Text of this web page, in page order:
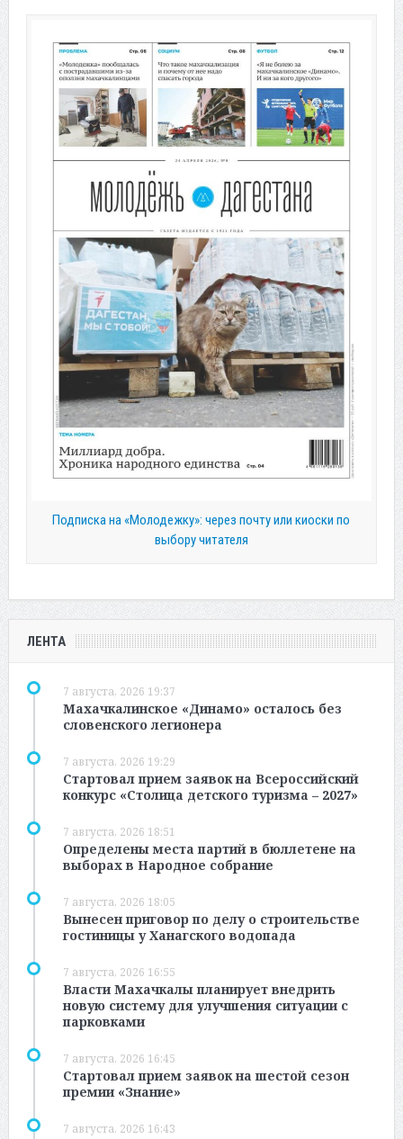
Подписка на «Молодежку»: через почту или киоски по
выбору читателя
ЛЕНТА
7 августа, 2026 19:37
Махачкалинское «Динамо» осталось без
словенского легионера
7 августа, 2026 19:29
Стартовал прием заявок на Всероссийский
конкурс «Столица детского туризма – 2027»
7 августа, 2026 18:51
Определены места партий в бюллетене на
выборах в Народное собрание
7 августа, 2026 18:05
Вынесен приговор по делу о строительстве
гостиницы у Ханагского водопада
7 августа, 2026 16:55
Власти Махачкалы планирует внедрить
новую систему для улучшения ситуации с
парковками
7 августа, 2026 16:45
Стартовал прием заявок на шестой сезон
премии «Знание»
7 августа, 2026 16:43